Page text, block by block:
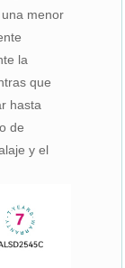
menor
la
que
hasta
de
y el